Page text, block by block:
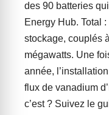
des 90 batteries
Energy Hub. Total
stockage, couplés
mégawatts. Une
année,
flux de vanadium
c’est ? Suivez le